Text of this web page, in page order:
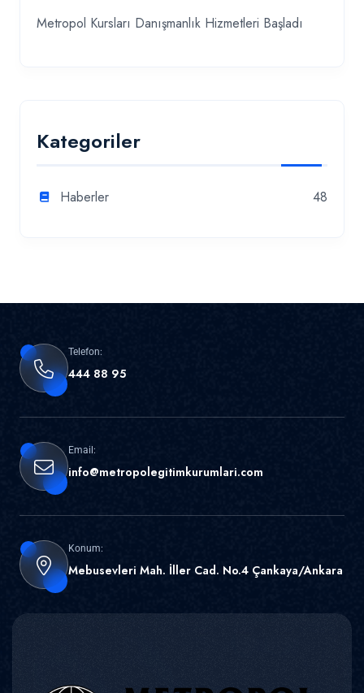
Metropol Kursları Danışmanlık Hizmetleri Başladı
Kategoriler
Haberler 48
Telefon:
444 88 95
Email:
info@metropolegitimkurumlari.com
Konum:
Mebusevleri Mah. İller Cad. No.4 Çankaya/Ankara